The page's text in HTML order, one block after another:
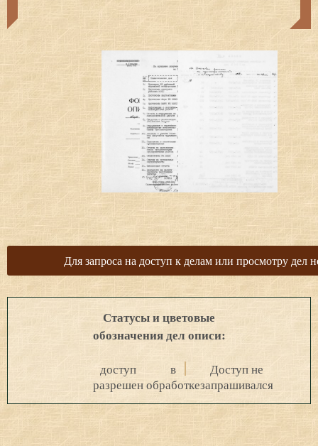
Для запроса на доступ к делам или просмотру дел
Статусы и цветовые
обозначения дел описи:
доступ
разрешен
в
обработке
Доступ не
запрашивался